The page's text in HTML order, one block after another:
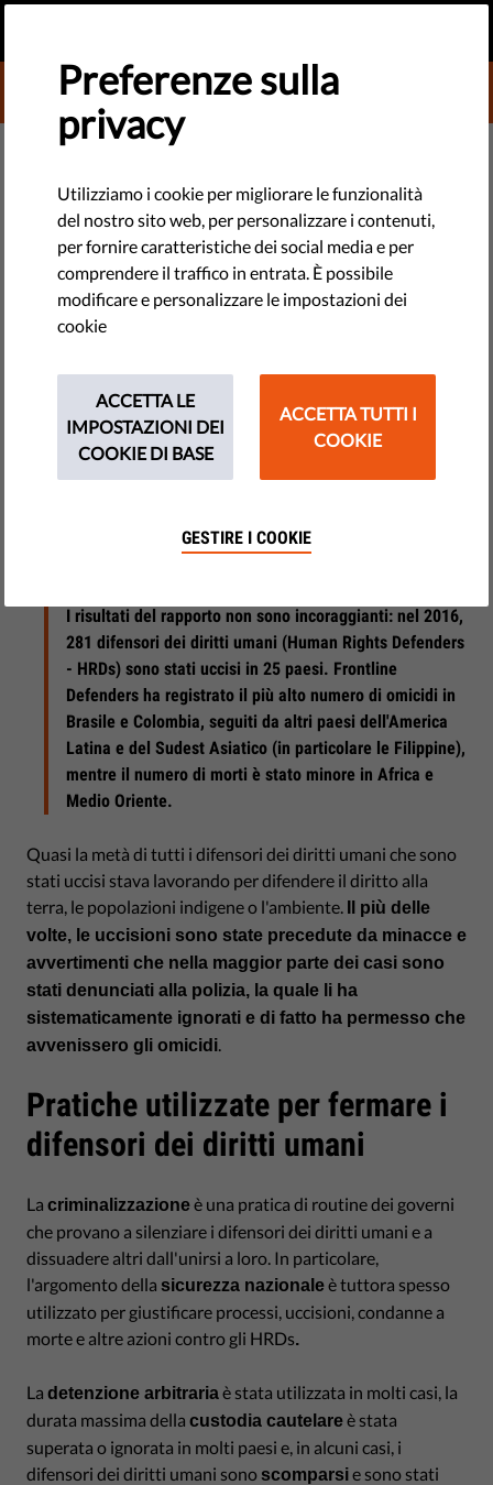
DONATE TO LIBERTIES
TECHNOLOGIE E DIRITTI
Difensori dei diritti umani vittime
di cyber-attacchi, detenzioni e
uccisioni nel 2016
Quasi 300 difensori dei diritti umani sono stati assassinati lo
descrive le minacce e i pericoli che affrontano nel loro lavoro
quotidiano.
Front Line Defenders ha iniziato il 2017 pubblicando il
I risultati del rapporto non sono incoraggianti: nel 2016,
281 difensori dei diritti umani (Human Rights Defenders
- HRDs) sono stati uccisi in 25 paesi. Frontline
Defenders ha registrato il più alto numero di omicidi in
Brasile e Colombia, seguiti da altri paesi dell'America
Latina e del Sudest Asiatico (in particolare le Filippine),
mentre il numero di morti è stato minore in Africa e
Medio Oriente.
Quasi la metà di tutti i difensori dei diritti umani che sono
stati uccisi stava lavorando per difendere il diritto alla
terra, le popolazioni indigene o l'ambiente.
Il più delle
volte, le uccisioni sono state precedute da minacce e
avvertimenti che nella maggior parte dei casi sono
stati denunciati alla polizia, la quale li ha
sistematicamente ignorati e di fatto ha permesso che
avvenissero gli omicidi.
Pratiche utilizzate per fermare i
difensori dei diritti umani
La criminalizzazioneè una pratica di routine dei governi
che provano a silenziare i difensori dei diritti umani e a
dissuadere altri dall'unirsi a loro. In particolare,
l'argomento della sicurezza nazionaleè tuttora spesso
utilizzato per giustificare processi, uccisioni, condanne a
morte e altre azioni contro gli HRDs.
La detenzione arbitrariaè stata utilizzata in molti casi, la
durata massima della custodia cautelareè stata
superata o ignorata in molti paesi e, in alcuni casi, i
difensori dei diritti umani sono scomparsie sono stati
Preferenze sulla
privacy
Utilizziamo i cookie per migliorare le funzionalità
del nostro sito web, per personalizzare i contenuti,
per fornire caratteristiche dei social media e per
comprendere il traffico in entrata. È possibile
modificare e personalizzare le impostazioni dei
cookie
ACCETTA LE
IMPOSTAZIONI DEI
COOKIE DI BASE
ACCETTA TUTTI I
COOKIE
GESTIRE I COOKIE